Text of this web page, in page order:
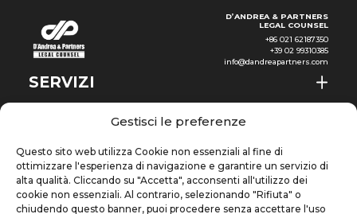
Gestisci le preferenze
Questo sito web utilizza Cookie non essenziali al fine di
ottimizzare l'esperienza di navigazione e garantire un servizio di
alta qualità. Cliccando su "Accetta", acconsenti all'utilizzo dei
cookie non essenziali. Al contrario, selezionando "Rifiuta" o
chiudendo questo banner, puoi procedere senza accettare l'uso
IT
Enterprise Singapore, InlandD’ANDREA & PARTNERS
LEGAL COUNSEL
+86 021 62187350
+39 02 99310385
info@dandreapartners.com
SERVIZI
CHI SIAMO
NEWS & EVENTI
CONOSCENZE